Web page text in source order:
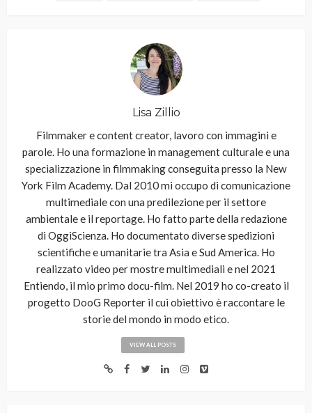
Lisa Zillio
Filmmaker e content creator, lavoro con immagini e
parole. Ho una formazione in management culturale e una
specializzazione in filmmaking conseguita presso la New
York Film Academy. Dal 2010 mi occupo di comunicazione
multimediale con una predilezione per il settore
ambientale e il reportage. Ho fatto parte della redazione
di OggiScienza. Ho documentato diverse spedizioni
scientifiche e umanitarie tra Asia e Sud America. Ho
realizzato video per mostre multimediali e nel 2021
Entiendo, il mio primo docu-film. Nel 2019 ho co-creato il
progetto DooG Reporter il cui obiettivo è raccontare le
storie del mondo in modo etico.
VIEW ALL POSTS